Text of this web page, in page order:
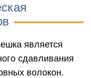
является
сдавливания
волокон.